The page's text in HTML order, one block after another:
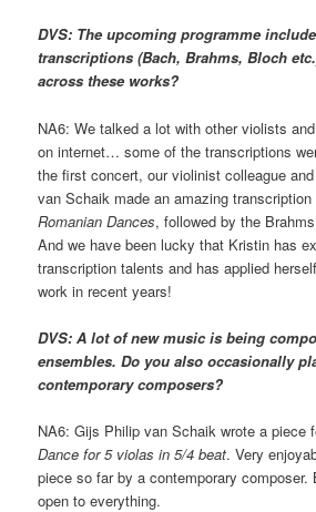
DVS: The upcoming programme
transcriptions (Bach, Brahms, Bloch
across these works?
NA6: We talked a lot with other violists
on internet… some of the transcriptions
the first concert, our violinist colleague
van Schaik made an amazing
Romanian Dances, followed by the
And we have been lucky that Kristin has
transcription talents and has applied
work in recent years!
DVS: A lot of new music is being
ensembles. Do you also occasionally
contemporary composers?
NA6: Gijs Philip van Schaik wrote a piece
Dance for 5 violas in 5/4 beat. Very
piece so far by a contemporary composer.
open to everything.